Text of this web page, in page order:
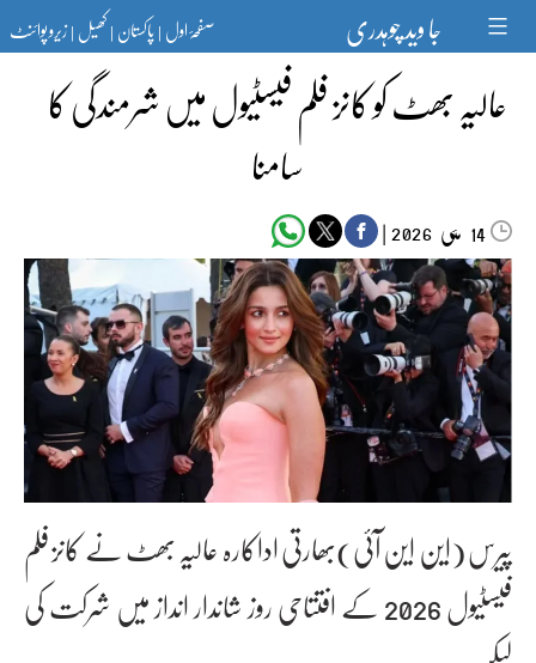
content جا وید چوہدری صفحۂ اول|پاکستان|کھیل|زیرو پوائنٹ
عالیہ بھٹ کو کانز فلم فیسٹیول میں شرمندگی کا
سامنا
14 مئی‬‮ |
پیرس (این این آئی)بھارتی اداکارہ عالیہ بھٹ نے کانز فلم
فیسٹیول 2026 کے افتتاحی روز شاندار انداز میں شرکت کی